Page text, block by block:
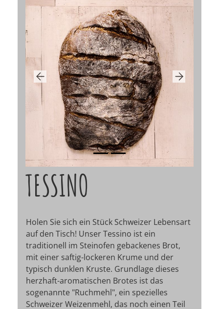
Previous Next
TESSINO
Holen Sie sich ein Stück Schweizer Lebensart
auf den Tisch! Unser Tessino ist ein
traditionell im Steinofen gebackenes Brot,
mit einer saftig-lockeren Krume und der
typisch dunklen Kruste. Grundlage dieses
herzhaft-aromatischen Brotes ist das
sogenannte "Ruchmehl", ein spezielles
Schweizer Weizenmehl, das noch einen Teil